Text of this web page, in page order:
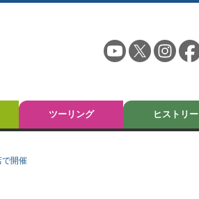
ツーリング ヒストリー
で開催